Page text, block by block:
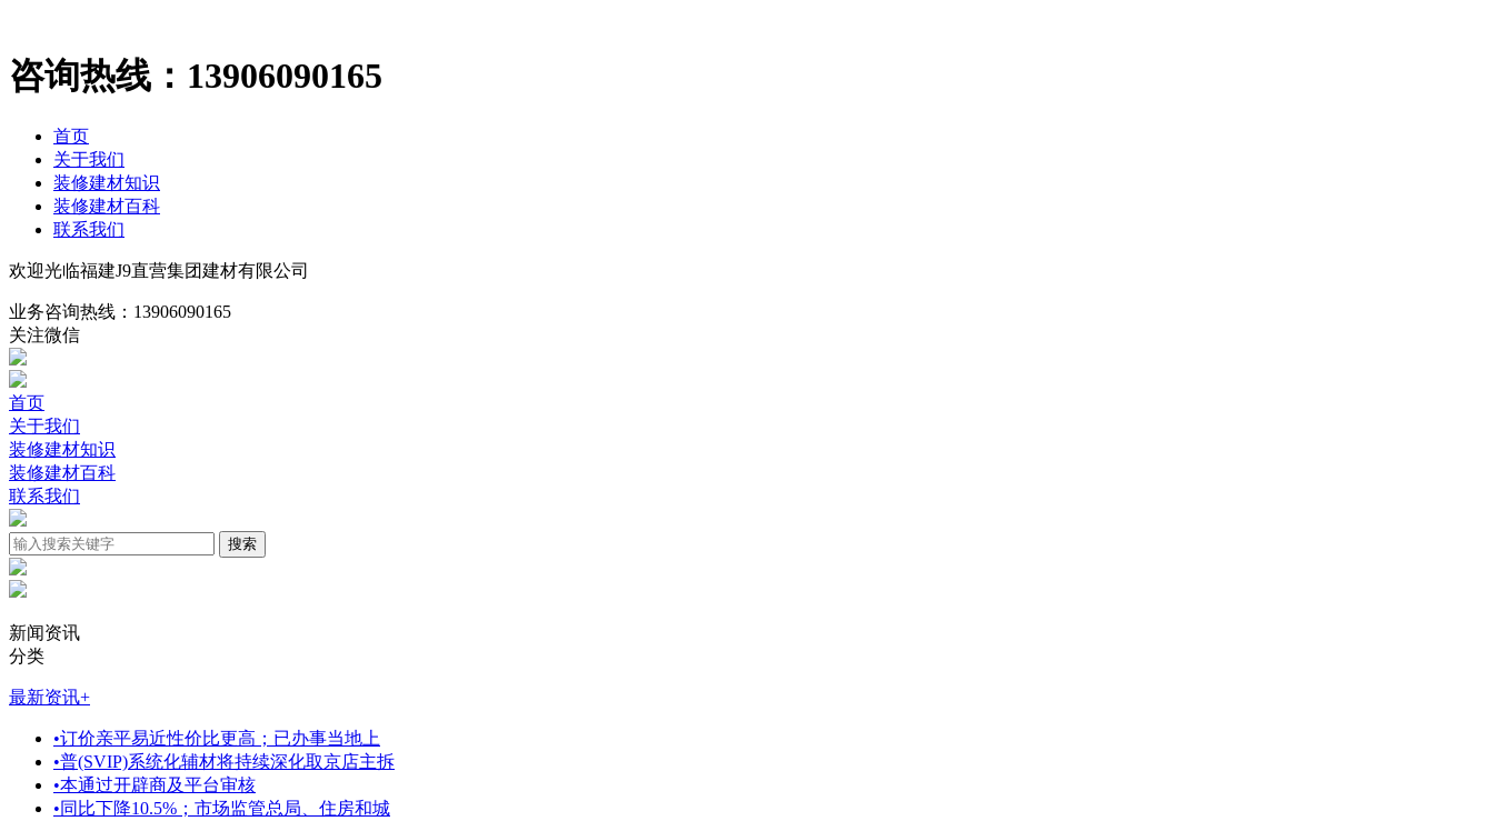
咨询热线： 13906090165
首页
关于我们
装修建材知识
装修建材百科
联系我们
欢迎光临福建J9直营集团建材有限公司
业务咨询热线： 13906090165
关注微信
首页
关于我们
装修建材知识
装修建材百科
联系我们
新闻资讯
分类
最新资讯+
•订价亲平易近性价比更高；已办事当地上
•普(SVIP)系统化辅材将持续深化取京店主拆
•本通过开辟商及平台审核
•同比下降10.5%；市场监管总局、住房和城